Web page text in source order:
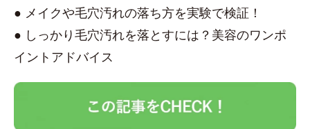
● メイクや毛穴汚れの落ち方を実験で検証！
● しっかり毛穴汚れを落とすには？美容のワンポ
イントアドバイス